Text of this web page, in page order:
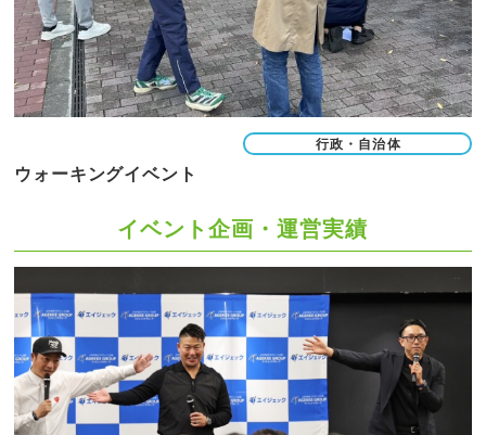
行政・自治体
ウォーキングイベント
イベント企画・運営実績